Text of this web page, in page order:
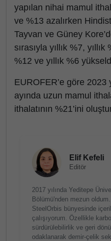
yapılan nihai mamul
ve %13 azalırken
Tayvan ve Güney
sırasıyla yıllık %7, yıllık
%12 ve yıllık %6
EUROFER’e göre 2023
ayında uzun mamul
ithalatının %21’ini
Elif Kefeli
Editör
2017 yılında Yeditepe
Bölümü'nden mezun
SteelOrbis bünyesinde
çalışıyorum. Özellikle
sürdürülebilirlik ve geri
odaklanarak demir-çelik